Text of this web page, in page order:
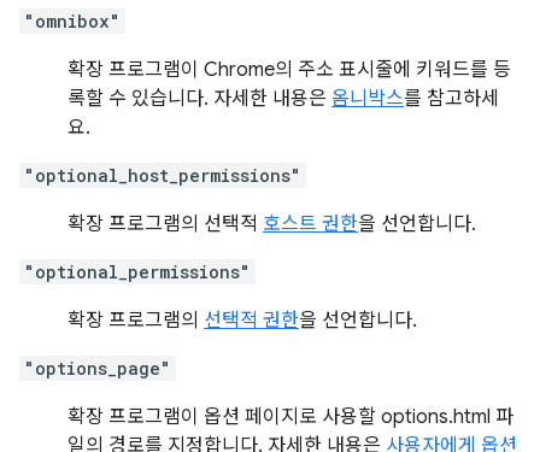
"omnibox"
확장 프로그램이 Chrome의 주소 표시줄에 키워드를 등
록할 수 있습니다. 자세한 내용은 옴니박스를 참고하세
요.
"optional_host_permissions"
확장 프로그램의 선택적 호스트 권한을 선언합니다.
"optional_permissions"
확장 프로그램의 선택적 권한을 선언합니다.
"options_page"
확장 프로그램이 옵션 페이지로 사용할 options.html 파
일의 경로를 지정합니다. 자세한 내용은 사용자에게 옵션